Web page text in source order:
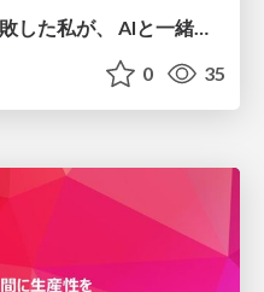
初めて要件定義をして大失敗した私が、 AIと一緒にやったら上手くいった話
0 35